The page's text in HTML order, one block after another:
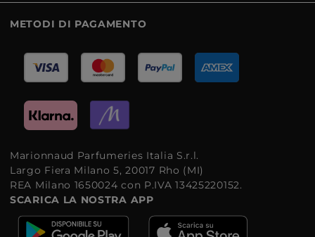
METODI DI PAGAMENTO
Marionnaud Parfumeries Italia S.r.l.
Largo Fiera Milano 5, 20017 Rho (MI)
REA Milano 1650024 con P.IVA 13425220152.
SCARICA LA NOSTRA APP